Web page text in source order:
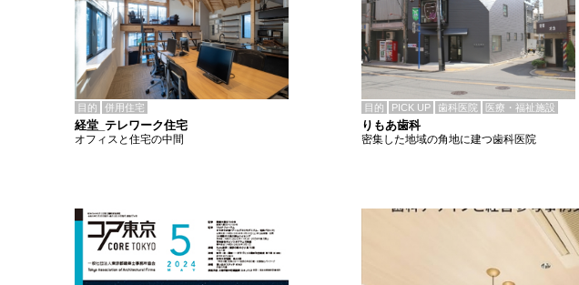
目的 併用住宅
経堂_テレワーク住宅
オフィスと住宅の中間
目的 PICK UP 歯科医院 医療・福祉施設
りもあ歯科
密集した地域の角地に建つ歯科医院